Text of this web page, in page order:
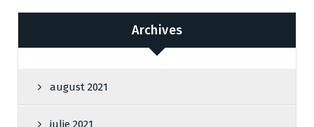
Archives
august 2021
iulie 2021